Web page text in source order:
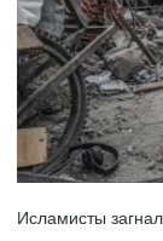
Исламисты